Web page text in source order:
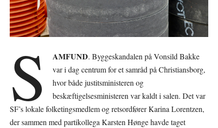
S AMFUND. Byggeskandalen på Vonsild Bakke
var i dag centrum for et samråd på Christiansborg,
hvor både justitsministeren og
beskæftigelsesministeren var kaldt i salen. Det var
SF’s lokale folketingsmedlem og retsordfører Karina Lorentzen,
der sammen med partikollega Karsten Hønge havde taget